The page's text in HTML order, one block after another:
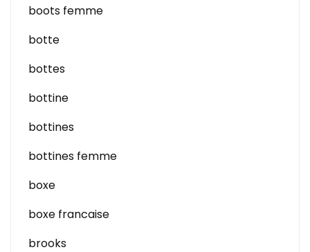
boots femme
botte
bottes
bottine
bottines
bottines femme
boxe
boxe francaise
brooks